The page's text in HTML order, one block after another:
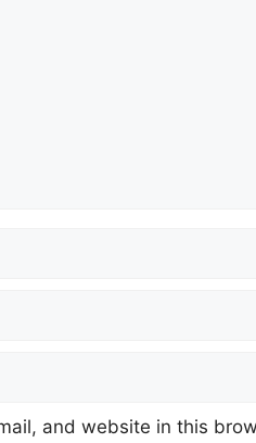
and website in this